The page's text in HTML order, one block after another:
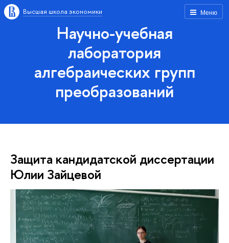
Меню
Высшая школа экономики
Научно-учебная
лаборатория
алгебраических групп
преобразований
Защита кандидатской диссертации
Юлии Зайцевой